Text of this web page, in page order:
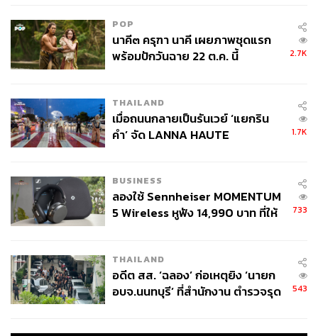
POP
นาคี๓ ครุฑา นาคี เผยภาพชุดแรก
พร้อมปักวันฉาย 22 ต.ค. นี้
2.7K
THAILAND
เมื่อถนนกลายเป็นรันเวย์ ‘แยกริน
คำ’ จัด LANNA HAUTE
1.7K
BUSINESS
ลองใช้ Sennheiser MOMENTUM
5 Wireless หูฟัง 14,990 บาท ที่ให้
733
THAILAND
อดีต สส. ‘ฉลอง’ ก่อเหตุยิง ‘นายก
อบจ.นนทบุรี’ ที่สำนักงาน ตำรวจรุด
543